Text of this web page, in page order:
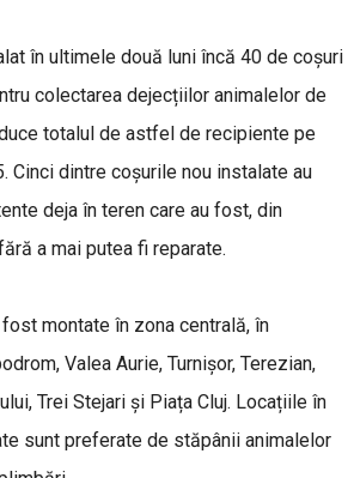
în ultimele două luni încă 40 de coșuri
colectarea dejecțiilor animalelor de
totalul de astfel de recipiente pe
Cinci dintre coșurile nou instalate au
deja în teren care au fost, din
a mai putea fi reparate.
montate în zona centrală, în
Valea Aurie, Turnișor, Terezian,
Trei Stejari și Piața Cluj. Locațiile în
sunt preferate de stăpânii animalelor